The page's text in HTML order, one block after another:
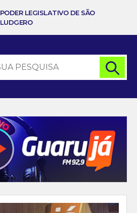
PODER LEGISLATIVO DE SÃO
LUDGERO